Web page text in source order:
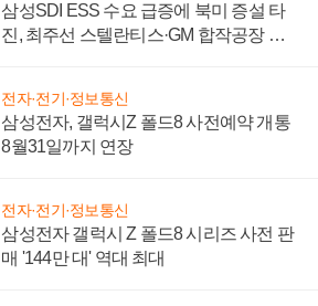
삼성SDI ESS 수요 급증에 북미 증설 타
진, 최주선 스텔란티스·GM 합작공장 건
전자·전기·정보통신
삼성전자, 갤럭시Z 폴드8 사전예약 개통
8월31일까지 연장
전자·전기·정보통신
삼성전자 갤럭시 Z 폴드8 시리즈 사전 판
매 '144만 대' 역대 최대